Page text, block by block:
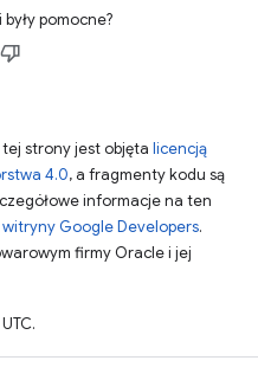
pomocne?
strony jest objęta licencją
4.0, a fragmenty kodu są
informacje na ten
Google Developers.
firmy Oracle i jej